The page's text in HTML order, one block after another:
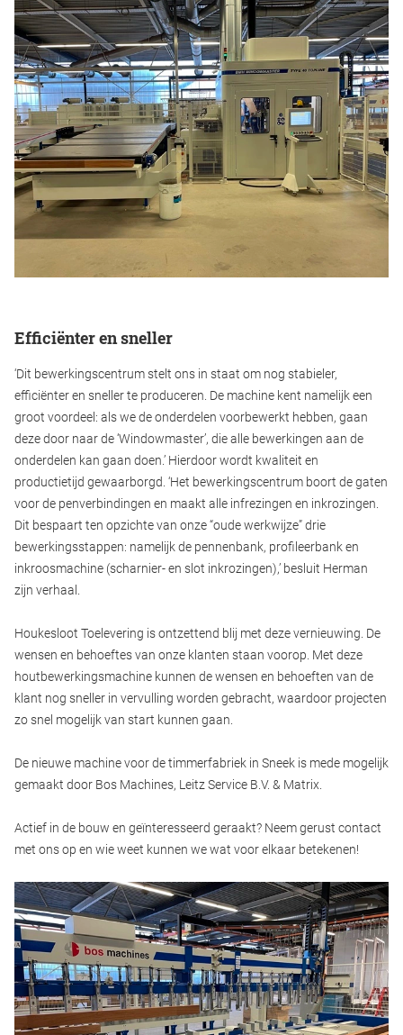
Efficiënter en sneller
‘Dit bewerkingscentrum stelt ons in staat om nog stabieler,
efficiënter en sneller te produceren. De machine kent namelijk een
groot voordeel: als we de onderdelen voorbewerkt hebben, gaan
deze door naar de ‘Windowmaster’, die alle bewerkingen aan de
onderdelen kan gaan doen.’ Hierdoor wordt kwaliteit en
productietijd gewaarborgd. ‘Het bewerkingscentrum boort de gaten
voor de penverbindingen en maakt alle infrezingen en inkrozingen.
Dit bespaart ten opzichte van onze “oude werkwijze” drie
bewerkingsstappen: namelijk de pennenbank, profileerbank en
inkroosmachine (scharnier- en slot inkrozingen),’ besluit Herman
zijn verhaal.
Houkesloot Toelevering is ontzettend blij met deze vernieuwing. De
wensen en behoeftes van onze klanten staan voorop. Met deze
houtbewerkingsmachine kunnen de wensen en behoeften van de
klant nog sneller in vervulling worden gebracht, waardoor projecten
zo snel mogelijk van start kunnen gaan.
De nieuwe machine voor de timmerfabriek in Sneek is mede mogelijk
gemaakt door Bos Machines, Leitz Service B.V. & Matrix.
Actief in de bouw en geïnteresseerd geraakt? Neem gerust contact
met ons op en wie weet kunnen we wat voor elkaar betekenen!